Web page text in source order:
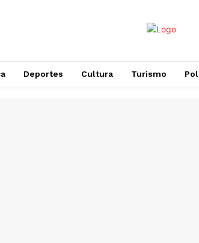
Deportes Cultura Turismo